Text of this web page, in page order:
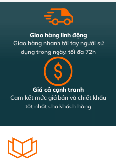
Giao hàng linh động
Giao hàng nhanh tới tay người sử
dụng trong ngày, tối đa 72h
Giá cả cạnh tranh
Cam kết mức giá bán và chiết khấu
tốt nhất cho khách hàng